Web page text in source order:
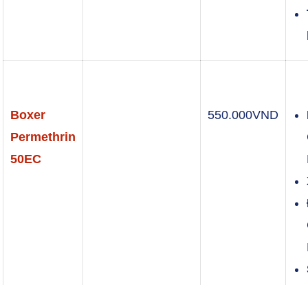
Boxer
Permethrin
50EC
550.000VND